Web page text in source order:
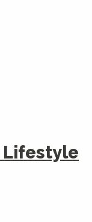
Lifestyle